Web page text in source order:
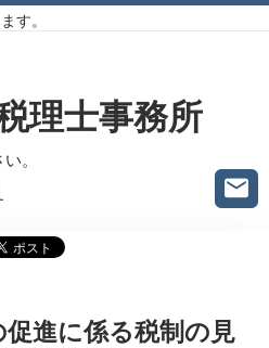
す。
理士事務所
。
進に係る税制の見